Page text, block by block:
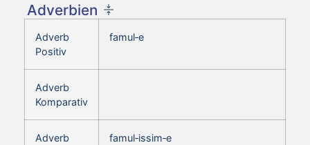
Adverbien
Adverb
Positiv
famul‑e
Adverb
Komparativ
Adverb
famul‑issim‑e